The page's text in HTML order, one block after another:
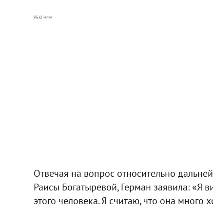
РЕКЛАМА
Отвечая на вопрос относительно
Раисы Богатыревой, Герман заявила: «Я
этого человека. Я считаю, что она много